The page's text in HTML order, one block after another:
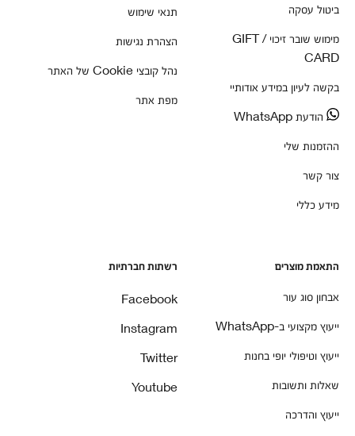
ביטול עסקה
מימוש שובר זיכוי / GIFT
CARD
בקשה לעיון במידע אודותיי
הודעת WhatsApp
ההזמנות שלי
צור קשר
מידע כללי
תנאי שימוש
הצהרת נגישות
נהל קובצי Cookie של האתר
מפת אתר
התאמת מוצרים
אבחון סוג עור
ייעוץ מקצועי ב-WhatsApp
ייעוץ וטיפולי יופי בחנות
שאלות ותשובות
ייעוץ והדרכה
רשתות חברתיות
Facebook
Instagram
Twitter
Youtube